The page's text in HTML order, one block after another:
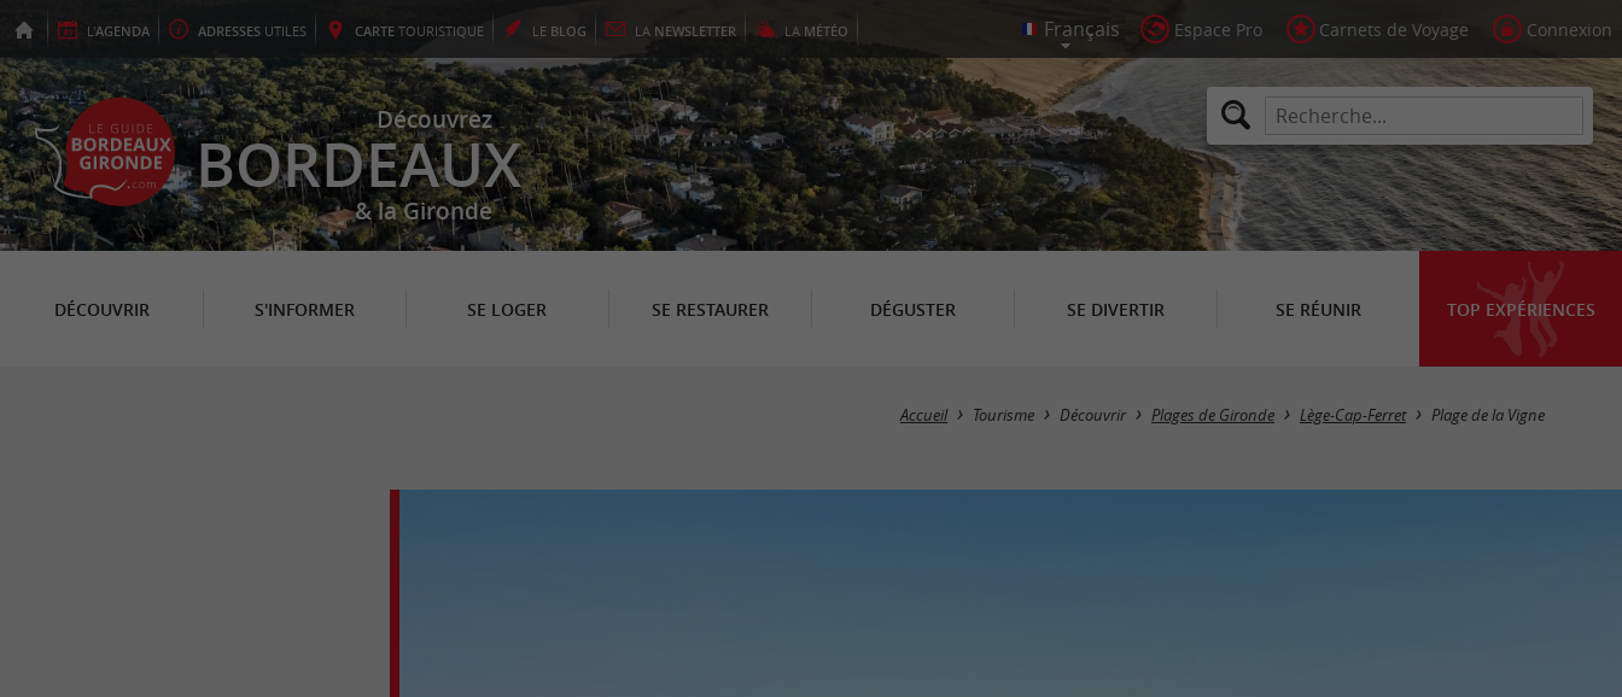
L'AGENDA ADRESSES UTILES CARTE TOURISTIQUE LE BLOG LA NEWSLETTER LA MÉTÉO Espace Pro Carnets de Voyage Connexion
Découvrez
BORDEAUX
& la Gironde
DÉCOUVRIR S'INFORMER SE LOGER SE RESTAURER DÉGUSTER SE DIVERTIR SE RÉUNIR TOP EXPÉRIENCES
Accueil Tourisme Découvrir Plages de Gironde Lège-Cap-Ferret Plage de la Vigne